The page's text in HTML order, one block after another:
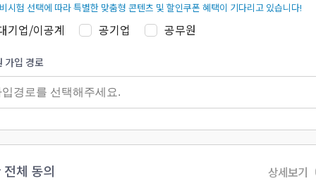
시험 선택에 따라 특별한 맞춤형 콘텐츠 및 할인쿠폰 혜택이 기다리고 있습니다!
기업/이공계 공기업 공무원
가입 경로
전체 동의 상세보기